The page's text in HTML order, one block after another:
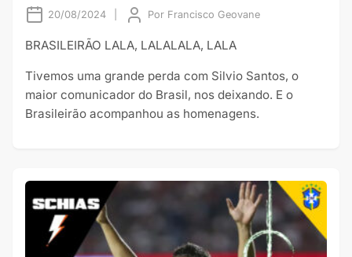
20/08/2024 Por Francisco Geovane
BRASILEIRÃO LALA, LALALALA, LALA
Tivemos uma grande perda com Silvio Santos, o
maior comunicador do Brasil, nos deixando. E o
Brasileirão acompanhou as homenagens.